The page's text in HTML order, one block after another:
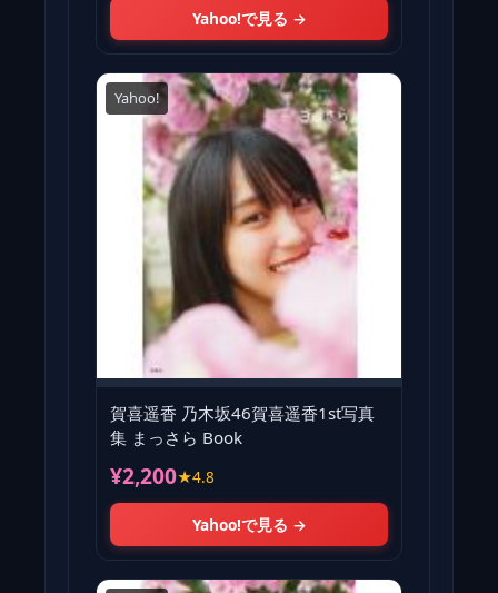
Yahoo!で見る →
Yahoo!
賀喜遥香 乃木坂46賀喜遥香1st写真
集 まっさら Book
¥2,200★4.8
Yahoo!で見る →